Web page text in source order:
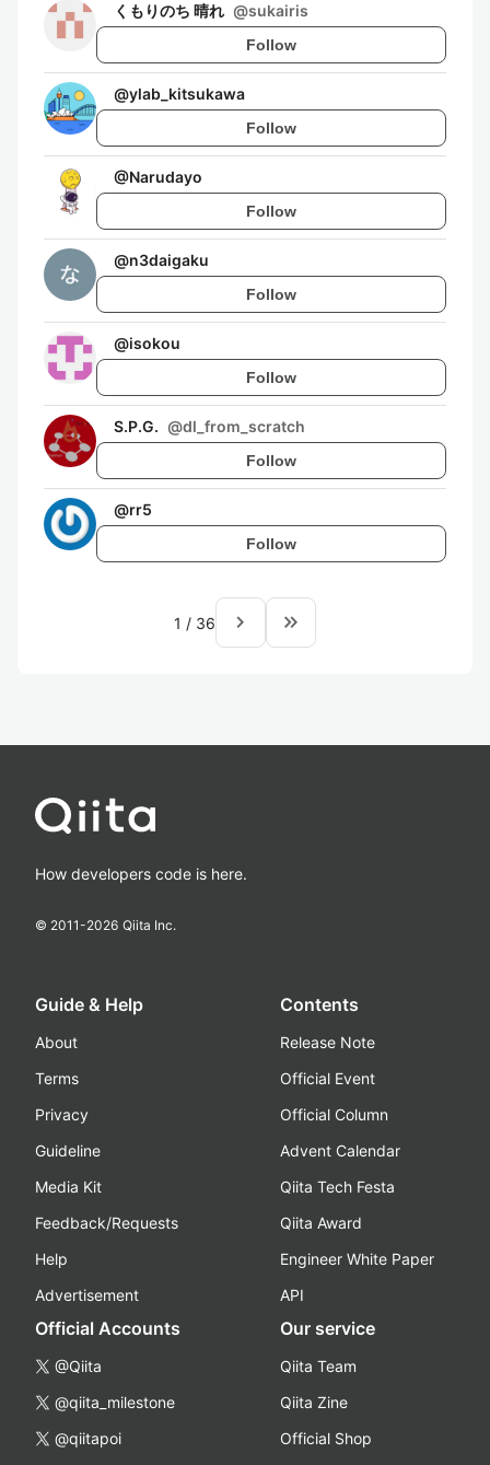
くもりのち 晴れ @sukairis
Follow
@ylab_kitsukawa
Follow
@Narudayo
Follow
@n3daigaku
Follow
@isokou
Follow
S.P.G. @dl_from_scratch
Follow
@rr5
Follow
1 / 36 navigate_next keyboard_double_arrow_right
How developers code is here.
© 2011-2026 Qiita Inc.
Guide & Help
About
Terms
Privacy
Guideline
Media Kit
Feedback/Requests
Help
Advertisement
Contents
Release Note
Official Event
Official Column
Advent Calendar
Qiita Tech Festa
Qiita Award
Engineer White Paper
API
Official Accounts
@Qiita
@qiita_milestone
@qiitapoi
Our service
Qiita Team
Qiita Zine
Official Shop